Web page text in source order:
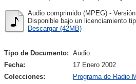
Audio comprimido (MPEG) -
Disponible bajo un licenciamiento
Descargar (42MB)
Tipo de Documento: Audio
Fecha:
17 Enero 2002
Colecciones:
Programa de Radio